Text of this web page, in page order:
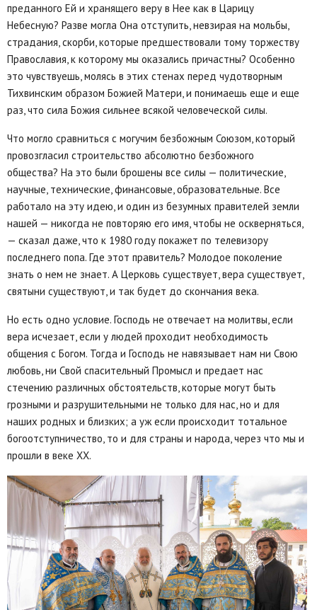
преданного Ей и хранящего веру в Нее как в Царицу
Небесную? Разве могла Она отступить, невзирая на мольбы,
страдания, скорби, которые предшествовали тому торжеству
Православия, к которому мы оказались причастны? Особенно
это чувствуешь, молясь в этих стенах перед чудотворным
Тихвинским образом Божией Матери, и понимаешь еще и еще
раз, что сила Божия сильнее всякой человеческой силы.
Что могло сравниться с могучим безбожным Союзом, который
провозгласил строительство абсолютно безбожного
общества? На это были брошены все силы — политические,
научные, технические, финансовые, образовательные. Все
работало на эту идею, и один из безумных правителей земли
нашей — никогда не повторяю его имя, чтобы не оскверняться,
— сказал даже, что к 1980 году покажет по телевизору
последнего попа. Где этот правитель? Молодое поколение
знать о нем не знает. А Церковь существует, вера существует,
святыни существуют, и так будет до скончания века.
Но есть одно условие. Господь не отвечает на молитвы, если
вера исчезает, если у людей проходит необходимость
общения с Богом. Тогда и Господь не навязывает нам ни Свою
любовь, ни Свой спасительный Промысл и предает нас
стечению различных обстоятельств, которые могут быть
грозными и разрушительными не только для нас, но и для
наших родных и близких; а уж если происходит тотальное
богоотступничество, то и для страны и народа, через что мы и
прошли в веке ХХ.